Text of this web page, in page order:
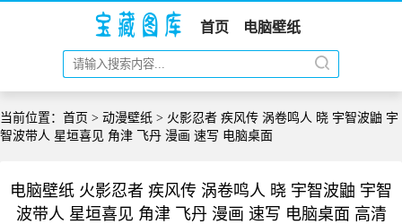
首页 电脑壁纸
当前位置： 首页 > 动漫壁纸 > 火影忍者 疾风传 涡卷鸣人 晓 宇智波鼬 宇
智波带人 星垣喜见 角津 飞丹 漫画 速写 电脑桌面
电脑壁纸 火影忍者 疾风传 涡卷鸣人 晓 宇智波鼬 宇智
波带人 星垣喜见 角津 飞丹 漫画 速写 电脑桌面 高清